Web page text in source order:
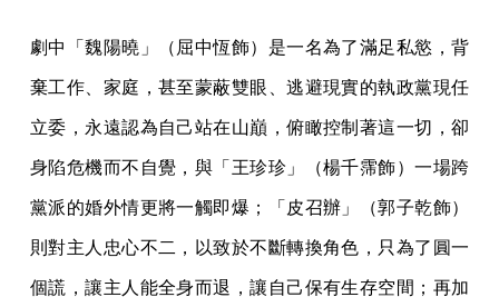
劇中「魏陽曉」（屈中恆飾）是一名為了滿足私慾，背
棄工作、家庭，甚至蒙蔽雙眼、逃避現實的執政黨現任
立委，永遠認為自己站在山巔，俯瞰控制著這一切，卻
身陷危機而不自覺，與「王珍珍」（楊千霈飾）一場跨
黨派的婚外情更將一觸即爆；「皮召辦」（郭子乾飾）
則對主人忠心不二，以致於不斷轉換角色，只為了圓一
個謊，讓主人能全身而退，讓自己保有生存空間；再加